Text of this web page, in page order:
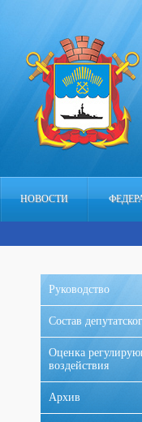
НОВОСТИ
АППАРАТ
Руководство
Состав
Оценка
воздействия
Архив